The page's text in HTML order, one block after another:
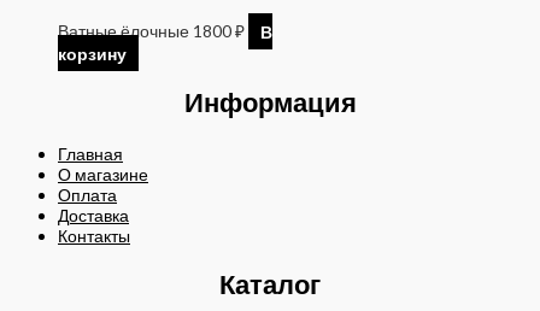
Ватные ёлочные 1800₽
В
корзину
Информация
Главная
О магазине
Оплата
Доставка
Контакты
Каталог